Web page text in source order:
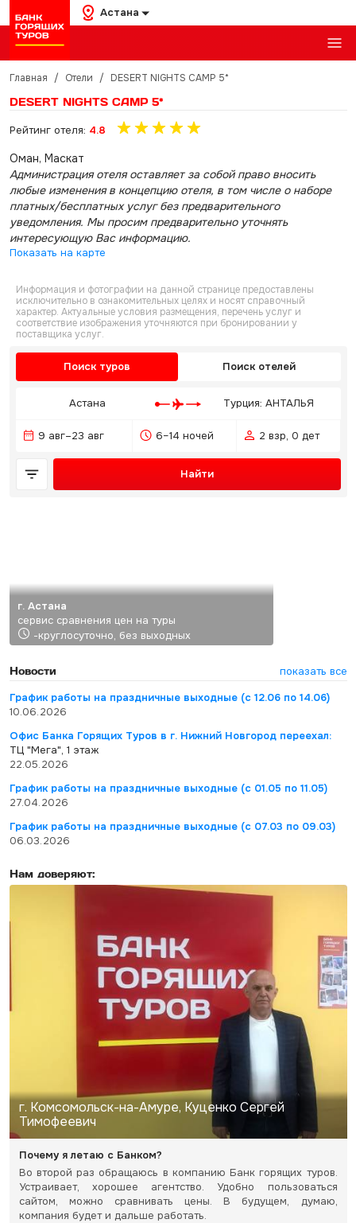
Астана
Главная / Отели / DESERT NIGHTS CAMP 5*
DESERT NIGHTS CAMP 5*
Рейтинг отеля: 4.8
Оман, Маскат
Администрация отеля оставляет за собой право вносить
любые изменения в концепцию отеля, в том числе о наборе
платных/бесплатных услуг без предварительного
уведомления. Мы просим предварительно уточнять
интересующую Вас информацию.
Показать на карте
Информация и фотографии на данной странице предоставлены
исключительно в ознакомительных целях и носят справочный
характер. Актуальные условия размещения, перечень услуг и
соответствие изображения уточняются при бронировании у
поставщика услуг.
Поиск туров Поиск отелей
Астана Турция: АНТАЛЬЯ
9 авг–23 авг 6–14 ночей 2 взр, 0 дет
Найти
г. Астана
сервис сравнения цен на туры
-круглосуточно, без выходных
Новости
показать все
График работы на праздничные выходные (с 12.06 по 14.06)
10.06.2026
Офис Банка Горящих Туров в г. Нижний Новгород переехал:
ТЦ "Мега", 1 этаж
22.05.2026
График работы на праздничные выходные (с 01.05 по 11.05)
27.04.2026
График работы на праздничные выходные (с 07.03 по 09.03)
06.03.2026
Нам доверяют:
г. Комсомольск-на-Амуре, Куценко Сергей
Тимофеевич
Почему я летаю с Банком?
Во второй раз обращаюсь в компанию Банк горящих туров.
Устраивает, хорошее агентство. Удобно пользоваться
сайтом, можно сравнивать цены. В будущем, думаю,
компания будет и дальше работать.